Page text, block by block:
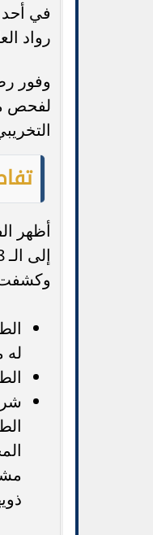
في أحد
رواد
وفور
لفحص
أظهر
وكشفت
له
الطرف